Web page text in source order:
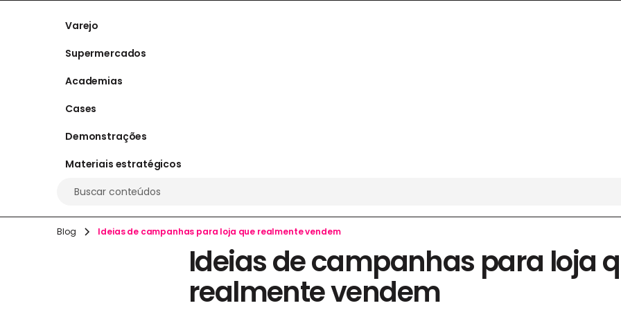
Varejo
Supermercados
Academias
Cases
Demonstrações
Materiais estratégicos
Buscar conteúdos
Blog Ideias de campanhas para loja que realmente vendem
Ideias de campanhas para loja
realmente vendem